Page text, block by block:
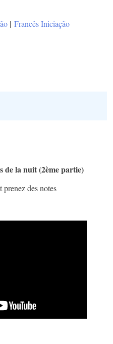
| Francês Iniciação
de la nuit (2ème partie)
des notes